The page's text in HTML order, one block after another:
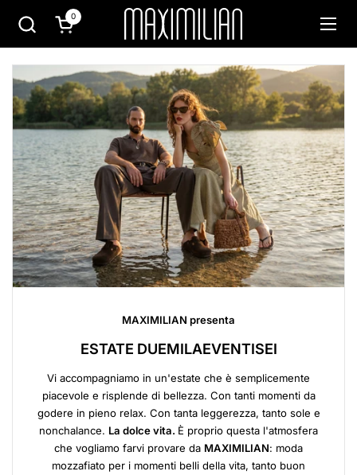
Passa ai contenuti
Apri carrello
0
Apri
MAXIMILIAN presenta
ESTATE DUEMILAEVENTISEI
Vi accompagniamo in un'estate che è semplicemente
piacevole e risplende di bellezza. Con tanti momenti da
godere in pieno relax. Con tanta leggerezza, tanto sole e
nonchalance. La dolce vita. È proprio questa l'atmosfera
che vogliamo farvi provare da MAXIMILIAN: moda
mozzafiato per i momenti belli della vita, tanto buon